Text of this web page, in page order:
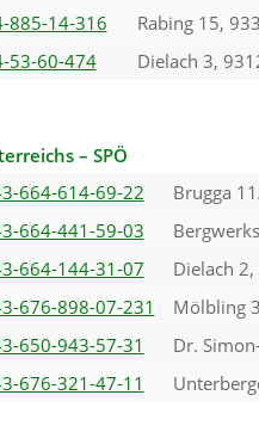
885-14-316
Rabing 15,
53-60-474 Dielach 3,
– SPÖ
664-614-69-22
Brugga
664-441-59-03
664-144-31-07
Dielach
676-898-07-231
Mölbling
650-943-57-31
Dr.
676-321-47-11